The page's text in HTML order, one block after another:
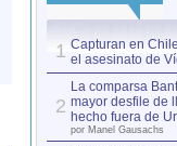
1 Capturan en
el asesinato de
2
La comparsa
mayor desfile de
hecho fuera de
por Manel Gausachs